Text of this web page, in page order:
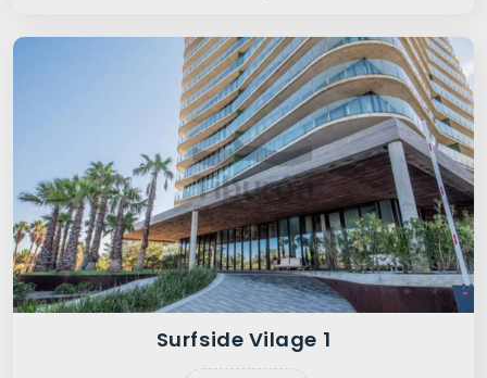
Surfside Vilage 1